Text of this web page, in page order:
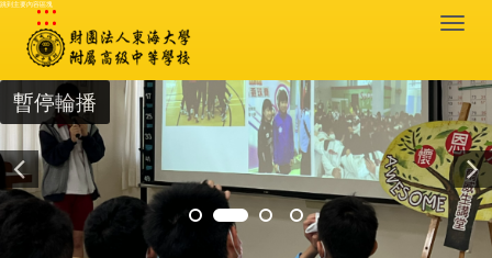
跳到主要內容區塊
:::
暫停輪播